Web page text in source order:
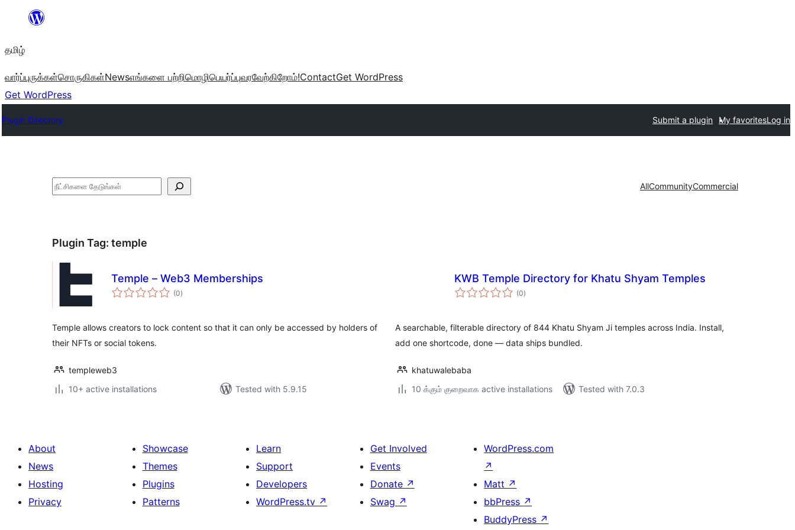
உள்ளடக்கத்திற்கு
தமிழ்
வார்ப்புருக்கள்சொருகிகள்Newsஎங்களை பற்றிமொழிபெயர்ப்புவரவேற்கிறோம்!ContactGet WordPress
Get WordPress
Plugin Directory Submit a plugin My favoritesLog in
தேடுக AllCommunityCommercial
Plugin Tag: temple
Temple – Web3 Memberships
(0total
ratings
)
Temple allows creators to lock content so that it can only be accessed by holders of
their NFTs or social tokens.
templeweb3
10+ active installations
Tested with 5.9.15
KWB Temple Directory for Khatu Shyam Temples
(0total
ratings
)
A searchable, filterable directory of 844 Khatu Shyam Ji temples across India. Install,
add one shortcode, done — data ships bundled.
khatuwalebaba
10 க்கும் குறைவாக active installations
Tested with 7.0.3
About
News
Hosting
Privacy
Showcase
Themes
Plugins
Patterns
Learn
Support
Developers
WordPress.tv ↗
Get Involved
Events
Donate ↗
Swag ↗
WordPress.com
↗
Matt ↗
bbPress ↗
BuddyPress ↗